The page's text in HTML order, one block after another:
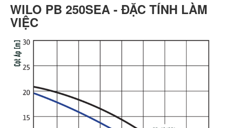
WILO PB 250SEA - ĐẶC TÍNH LÀM
VIỆC